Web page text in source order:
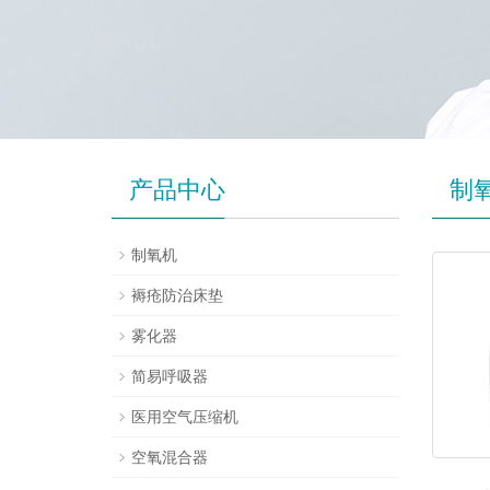
制
产品中心
制氧机
褥疮防治床垫
雾化器
简易呼吸器
医用空气压缩机
空氧混合器